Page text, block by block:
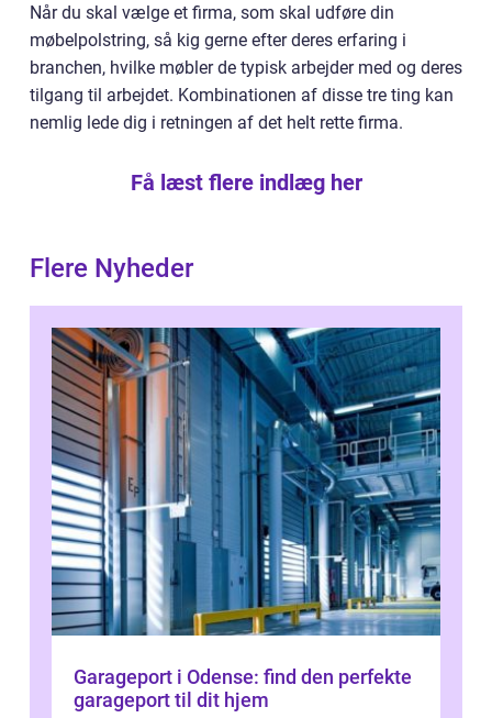
Når du skal vælge et firma, som skal udføre din
møbelpolstring, så kig gerne efter deres erfaring i
branchen, hvilke møbler de typisk arbejder med og deres
tilgang til arbejdet. Kombinationen af disse tre ting kan
nemlig lede dig i retningen af det helt rette firma.
Få læst flere indlæg her
Flere Nyheder
Garageport i Odense: find den perfekte
garageport til dit hjem